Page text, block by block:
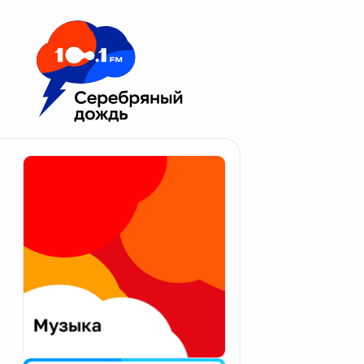
Москва 100.1 FM
Апатиты
Екатеринбург
Калининград
Калуга